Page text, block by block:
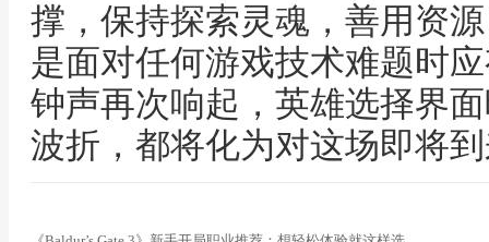
撑，保持探索灵魂，善用资
是面对任何游戏技术难题时
钟声再次响起，英雄选择界
波折，都将化为对这场即将